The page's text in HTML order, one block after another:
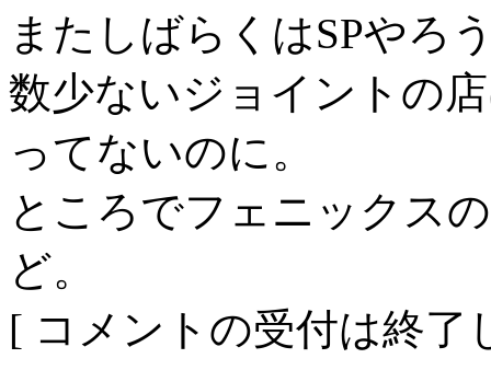
またしばらくはSPやろ
数少ないジョイントの
ってないのに。
ところでフェニックス
ど。
[ コメントの受付は終了